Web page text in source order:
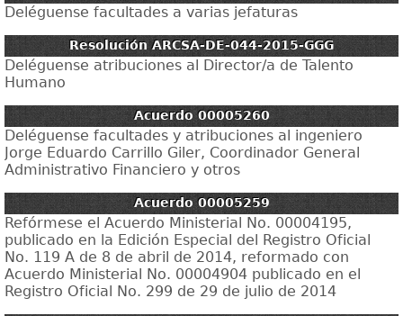
Deléguense facultades a varias jefaturas
Resolución ARCSA-DE-044-2015-GGG
Deléguense atribuciones al Director/a de Talento
Humano
Acuerdo 00005260
Deléguense facultades y atribuciones al ingeniero
Jorge Eduardo Carrillo Giler, Coordinador General
Administrativo Financiero y otros
Acuerdo 00005259
Refórmese el Acuerdo Ministerial No. 00004195,
publicado en la Edición Especial del Registro Oficial
No. 119 A de 8 de abril de 2014, reformado con
Acuerdo Ministerial No. 00004904 publicado en el
Registro Oficial No. 299 de 29 de julio de 2014